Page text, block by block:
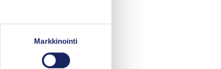
Markkinointi
kykyä vastata
on tehty